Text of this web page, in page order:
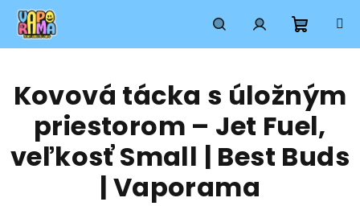
Prejsť
obsah
HľadaťPrihlásenie
košík
Kovová tácka s úložným
priestorom – Jet Fuel,
veľkosť Small | Best Buds
| Vaporama